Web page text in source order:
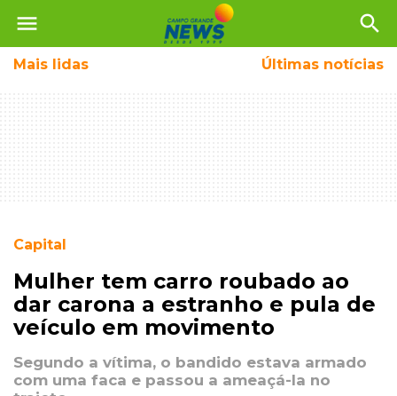
menu search
Mais lidas Últimas notícias
Capital
Mulher tem carro roubado ao
dar carona a estranho e pula de
veículo em movimento
Segundo a vítima, o bandido estava armado
com uma faca e passou a ameaçá-la no